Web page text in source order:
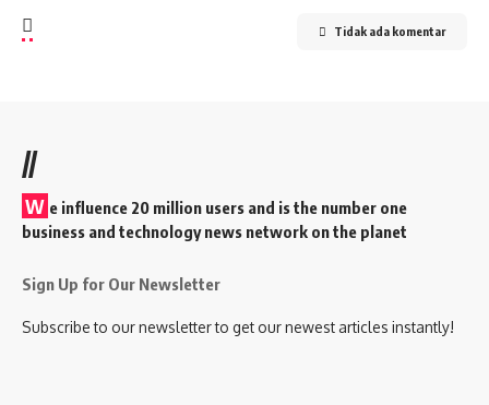
Tidak ada komentar
//
W e influence 20 million users and is the number one
business and technology news network on the planet
Sign Up for Our Newsletter
Subscribe to our newsletter to get our newest articles instantly!